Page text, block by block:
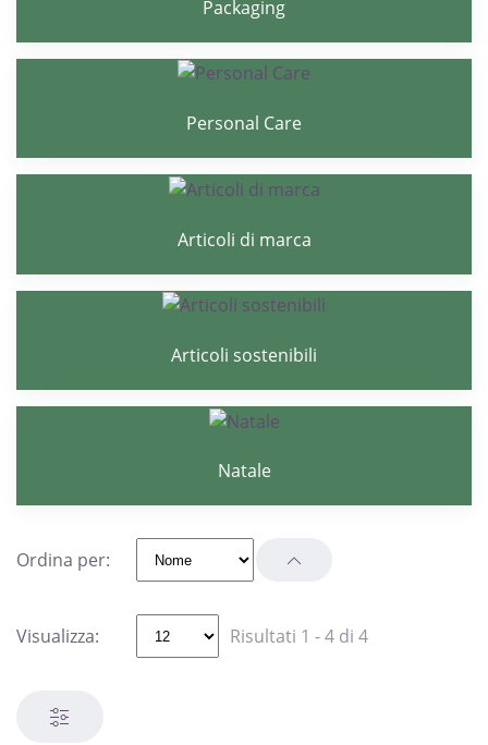
Packaging
Personal Care
Articoli di marca
Articoli sostenibili
Natale
Ordina per:
Visualizza: Risultati 1 - 4 di 4